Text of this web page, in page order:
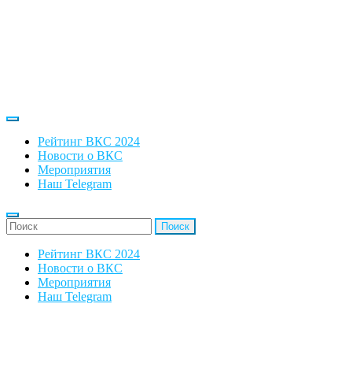
Рейтинг ВКС 2024
Новости о ВКС
Мероприятия
Наш Telegram
'Найти:
Рейтинг ВКС 2024
Новости о ВКС
Мероприятия
Наш Telegram